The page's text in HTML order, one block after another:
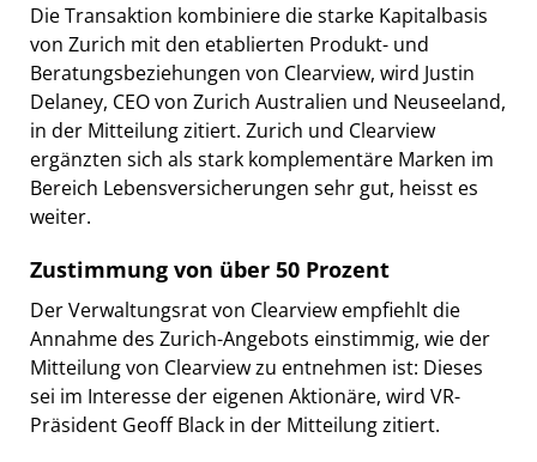
Die Transaktion kombiniere die starke Kapitalbasis
von Zurich mit den etablierten Produkt- und
Beratungsbeziehungen von Clearview, wird Justin
Delaney, CEO von Zurich Australien und Neuseeland,
in der Mitteilung zitiert. Zurich und Clearview
ergänzten sich als stark komplementäre Marken im
Bereich Lebensversicherungen sehr gut, heisst es
weiter.
Zustimmung von über 50 Prozent
Der Verwaltungsrat von Clearview empfiehlt die
Annahme des Zurich-Angebots einstimmig, wie der
Mitteilung von Clearview zu entnehmen ist: Dieses
sei im Interesse der eigenen Aktionäre, wird VR-
Präsident Geoff Black in der Mitteilung zitiert.